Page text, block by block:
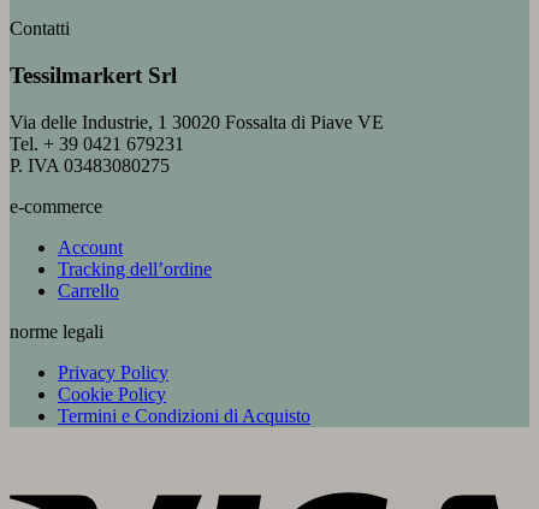
Contatti
Tessilmarkert Srl
Via delle Industrie, 1 30020 Fossalta di Piave VE
Tel. + 39 0421 679231
P. IVA 03483080275
e-commerce
Account
Tracking dell’ordine
Carrello
norme legali
Privacy Policy
Cookie Policy
Termini e Condizioni di Acquisto